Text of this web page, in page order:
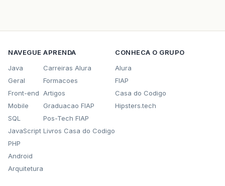
NAVEGUE
Java
Geral
Front-end
Mobile
SQL
JavaScript
PHP
Android
Arquitetura
APRENDA
Carreiras Alura
Formacoes
Artigos
Graduacao FIAP
Pos-Tech FIAP
Livros Casa do Codigo
CONHECA O GRUPO
Alura
FIAP
Casa do Codigo
Hipsters.tech